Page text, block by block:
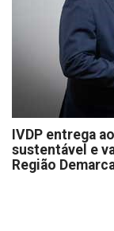
IVDP entrega
sustentável e
Região